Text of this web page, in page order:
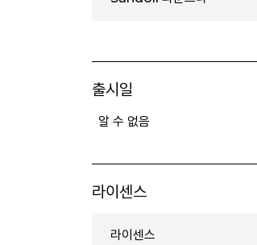
출시일
알 수 없음
라이센스
라이센스